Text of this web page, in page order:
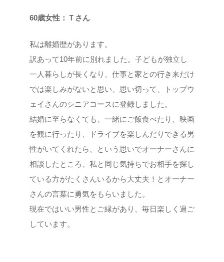
60歳女性：Ｔさん
私は離婚歴があります。
訳あって10年前に別れました。子どもが独立し
一人暮らしが長くなり、仕事と家との行き来だけ
では楽しみがないと思い、思い切って、トップウ
ェイさんのシニアコースに登録しました。
結婚に至らなくても、一緒にご飯食べたり、映画
を観に行ったり、ドライブを楽しんだりできる男
性がいてくれたら、という思いでオーナーさんに
相談したところ、私と同じ気持ちでお相手を探し
ている方がたくさんいるから大丈夫！とオーナー
さんの言葉に勇気をもらいました。
現在ではいい男性とご縁があり、毎日楽しく過ご
しています。